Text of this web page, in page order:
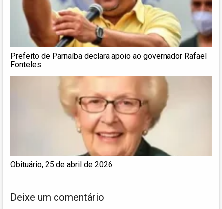
Prefeito de Parnaíba declara apoio ao governador Rafael
Fonteles
Obituário, 25 de abril de 2026
Deixe um comentário